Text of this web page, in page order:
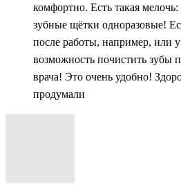
комфортно. Есть такая
зубные щётки одноразовые!
после работы, например, или
возможность почистить зубы
врача! Это очень удобно!
продумали